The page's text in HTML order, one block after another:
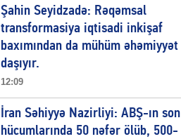
Şahin Seyidzadə: Rəqəmsal
transformasiya iqtisadi inkişaf
baxımından da mühüm əhəmiyyət
daşıyır.
12:09
İran Səhiyyə Nazirliyi: ABŞ-ın son
hücumlarında 50 nəfər ölüb, 500-